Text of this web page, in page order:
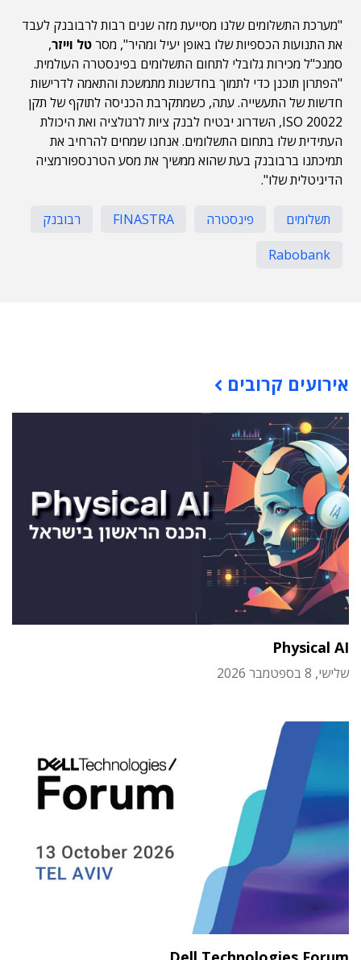
"מערכת התשלומים שלנו מסייעת מזה שנים רבות לרבובנק לעבד
את התנועות הכספיות שלו באופן יעיל ומהיר", מסרטל וייזר,
סמנכ"ל מכירות גלובלי לתחום התשלומים בפינסטרה העולמית.
"הפתרון תוכנן כדי לתמוך בחדשנות מתמשכת והתאמה לדרישות
חדשות של התעשייה. עתה, כשמתקרבת הכניסה לתוקף של תקן
ISO 20022, השדרוג יבטיח לבנק ציות לרגולציה ואת היכולת
העתידית שלו בתחום התשלומים. אנחנו שמחים להרחיב את
תמיכתנו ברבובנק בעת שהוא ממשיך את מסע הטרנספורמציה
הדיגיטלית שלו".
תשלומים פינסטרה FINASTRA
רבובנק
Rabobank
אירועים קרובים
Physical AI
שלישי, 8 בספטמבר 2026